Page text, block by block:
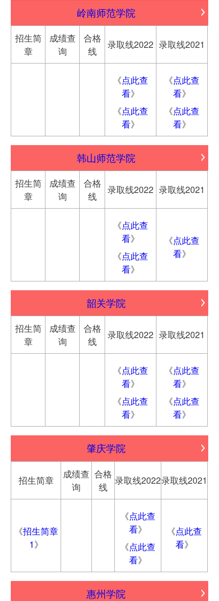
岭南师范学院
招生简
章
成绩查
询
合格
线
录取线2022 录取线2021
《点此查
看》
《点此查
看》
《点此查
看》
《点此查
看》
韩山师范学院
招生简
章
成绩查
询
合格
线
录取线2022 录取线2021
《点此查
看》
《点此查
看》
《点此查
看》
韶关学院
招生简
章
成绩查
询
合格
线
录取线2022 录取线2021
《点此查
看》
《点此查
看》
《点此查
看》
《点此查
看》
肇庆学院
招生简章
成绩查
询
合格
线
录取线2022录取线2021
《招生简章
1》
《点此查
看》
《点此查
看》
《点此查
看》
惠州学院